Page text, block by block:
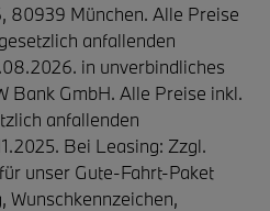
80939 München. Alle Preise
anfallenden
in unverbindliches
Bank GmbH. Alle Preise inkl.
anfallenden
Bei Leasing: Zzgl.
unser Gute-Fahrt-Paket
Wunschkennzeichen,